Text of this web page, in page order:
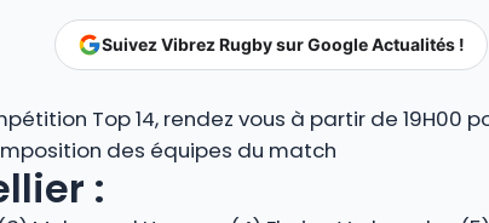
Suivez Vibrez Rugby sur Google Actualités !
Top 14, rendez vous à partir de 19H00
des équipes du match
: